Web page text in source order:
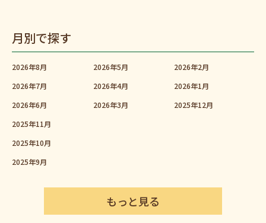
月別で探す
2026年8月
2026年7月
2026年6月
2026年5月
2026年4月
2026年3月
2026年2月
2026年1月
2025年12月
2025年11月
2025年10月
2025年9月
もっと見る